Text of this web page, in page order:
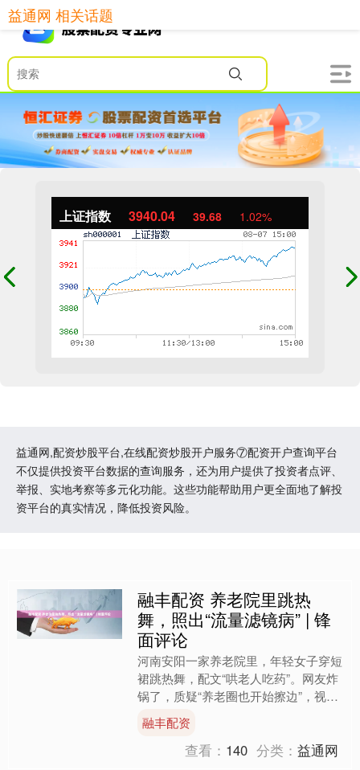
上证指数 3940.04 39.68 1.02%
益通网,配资炒股平台,在线配资炒股开户服务⑦配资开户查询平台
不仅提供投资平台数据的查询服务，还为用户提供了投资者点评、
举报、实地考察等多元化功能。这些功能帮助用户更全面地了解投
资平台的真实情况，降低投资风险。
益通网 相关话题
融丰配资 养老院里跳热
舞，照出“流量滤镜病” | 锋
面评论
河南安阳一家养老院里，年轻女子穿短
裙跳热舞，配文“哄老人吃药”。网友炸
锅了，质疑“养老圈也开始擦边”，视频
随后被院方删除。画面里，女子的着装
和舞姿，算不上违反公....
融丰配资
查看： 140 分类：益通网